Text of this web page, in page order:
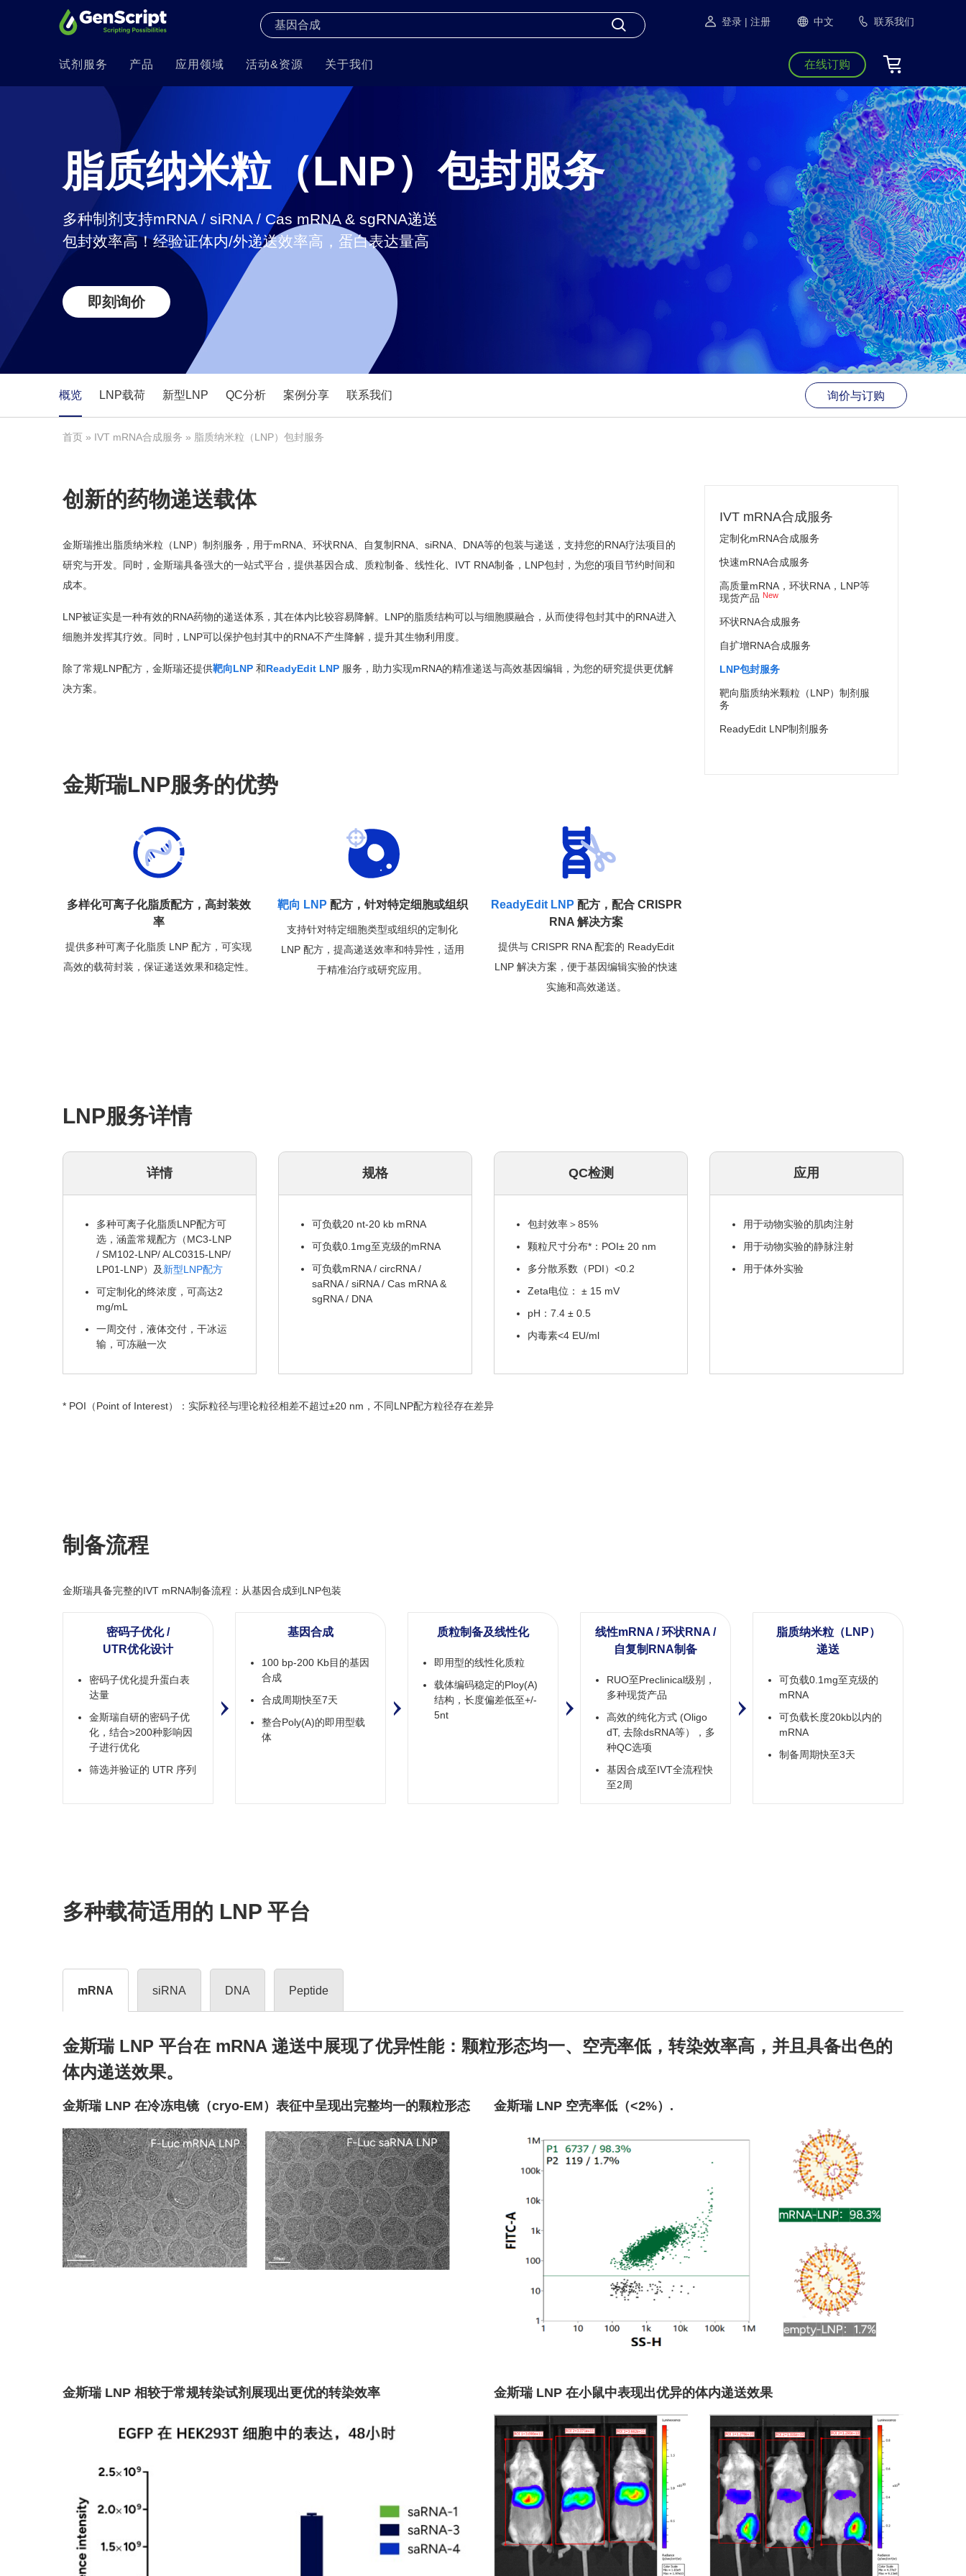
登录 | 注册 中文 联系我们
试剂服务 产品 应用领域 活动&资源 关于我们 在线订购
脂质纳米粒（LNP）包封服务
多种制剂支持mRNA / siRNA / Cas mRNA & sgRNA递送
包封效率高！经验证体内/外递送效率高，蛋白表达量高
即刻询价
概览 LNP载荷 新型LNP QC分析 案例分享 联系我们 询价与订购
首页 » IVT mRNA合成服务 » 脂质纳米粒（LNP）包封服务
创新的药物递送载体
金斯瑞推出脂质纳米粒（LNP）制剂服务，用于mRNA、环状RNA、自复制RNA、siRNA、DNA等的包装与递送，支持您的RNA疗法项目的
研究与开发。同时，金斯瑞具备强大的一站式平台，提供基因合成、质粒制备、线性化、IVT RNA制备，LNP包封，为您的项目节约时间和
成本。
LNP被证实是一种有效的RNA药物的递送体系，其在体内比较容易降解。LNP的脂质结构可以与细胞膜融合，从而使得包封其中的RNA进入
细胞并发挥其疗效。同时，LNP可以保护包封其中的RNA不产生降解，提升其生物利用度。
除了常规LNP配方，金斯瑞还提供靶向LNP 和ReadyEdit LNP 服务，助力实现mRNA的精准递送与高效基因编辑，为您的研究提供更优解
决方案。
金斯瑞LNP服务的优势
多样化可离子化脂质配方，高封装效
率
提供多种可离子化脂质 LNP 配方，可实现
高效的载荷封装，保证递送效果和稳定性。
靶向 LNP 配方，针对特定细胞或组织
支持针对特定细胞类型或组织的定制化
LNP 配方，提高递送效率和特异性，适用
于精准治疗或研究应用。
ReadyEdit LNP 配方，配合 CRISPR
RNA 解决方案
提供与 CRISPR RNA 配套的 ReadyEdit
LNP 解决方案，便于基因编辑实验的快速
实施和高效递送。
IVT mRNA合成服务
定制化mRNA合成服务
快速mRNA合成服务
高质量mRNA，环状RNA，LNP等
现货产品 New
环状RNA合成服务
自扩增RNA合成服务
LNP包封服务
靶向脂质纳米颗粒（LNP）制剂服
务
ReadyEdit LNP制剂服务
LNP服务详情
详情
多种可离子化脂质LNP配方可
选，涵盖常规配方（MC3-LNP
/ SM102-LNP/ ALC0315-LNP/
LP01-LNP）及新型LNP配方
可定制化的终浓度，可高达2
mg/mL
一周交付，液体交付，干冰运
输，可冻融一次
规格
可负载20 nt-20 kb mRNA
可负载0.1mg至克级的mRNA
可负载mRNA / circRNA /
saRNA / siRNA / Cas mRNA &
sgRNA / DNA
QC检测
包封效率＞85%
颗粒尺寸分布*：POI± 20 nm
多分散系数（PDI）<0.2
Zeta电位： ± 15 mV
pH：7.4 ± 0.5
内毒素<4 EU/ml
应用
用于动物实验的肌肉注射
用于动物实验的静脉注射
用于体外实验
* POI（Point of Interest）：实际粒径与理论粒径相差不超过±20 nm，不同LNP配方粒径存在差异
制备流程
金斯瑞具备完整的IVT mRNA制备流程：从基因合成到LNP包装
密码子优化 /
UTR优化设计
密码子优化提升蛋白表
达量
金斯瑞自研的密码子优
化，结合>200种影响因
子进行优化
筛选并验证的 UTR 序列
基因合成
100 bp-200 Kb目的基因
合成​
合成周期快至7天​
整合Poly(A)的即用型载
体​
质粒制备及线性化
即用型的线性化质粒
载体编码稳定的Ploy(A)
结构，长度偏差低至+/-
5nt
线性mRNA / 环状RNA /
自复制RNA制备
RUO至Preclinical级别，
多种现货产品​
高效的纯化方式 (Oligo
dT, 去除dsRNA等），多
种QC选项​
基因合成至IVT全流程快
至2周
脂质纳米粒（LNP）
递送
可负载0.1mg至克级的
mRNA​
可负载长度20kb以内的
mRNA
制备周期快至3天
多种载荷适用的 LNP 平台
mRNA siRNA DNA Peptide
金斯瑞 LNP 平台在 mRNA 递送中展现了优异性能：颗粒形态均一、空壳率低，转染效率高，并且具备出色的
体内递送效果。
金斯瑞 LNP 在冷冻电镜（cryo-EM）表征中呈现出完整均一的颗粒形态 金斯瑞 LNP 空壳率低（<2%）.
金斯瑞 LNP 相较于常规转染试剂展现出更优的转染效率 金斯瑞 LNP 在小鼠中表现出优异的体内递送效果